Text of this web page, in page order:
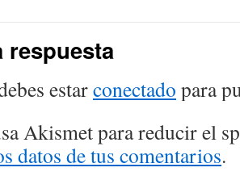
respuesta
estarconectado para
Akismet para reducir el
datos de tus comentarios.